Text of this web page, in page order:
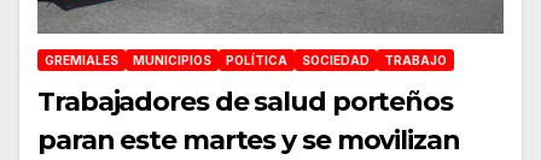
GREMIALES MUNICIPIOS POLÍTICA SOCIEDAD TRABAJO
Trabajadores de salud porteños
paran este martes y se movilizan